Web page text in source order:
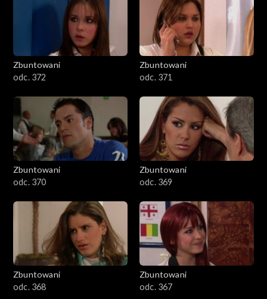
Zbuntowani
odc. 372
Zbuntowani
odc. 371
Zbuntowani
odc. 370
Zbuntowani
odc. 369
Zbuntowani
odc. 368
Zbuntowani
odc. 367